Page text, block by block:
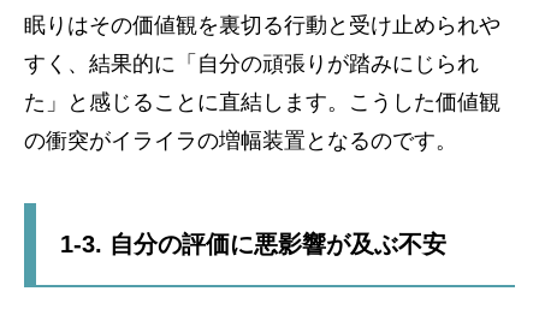
眠りはその価値観を裏切る行動と受け止められや
すく、結果的に「自分の頑張りが踏みにじられ
た」と感じることに直結します。こうした価値観
の衝突がイライラの増幅装置となるのです。
1-3. 自分の評価に悪影響が及ぶ不安